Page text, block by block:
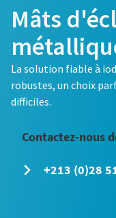
Mâts
La solution fiable à
robustes, un choix
difficiles.
Contactez-nous
+213 (0)28